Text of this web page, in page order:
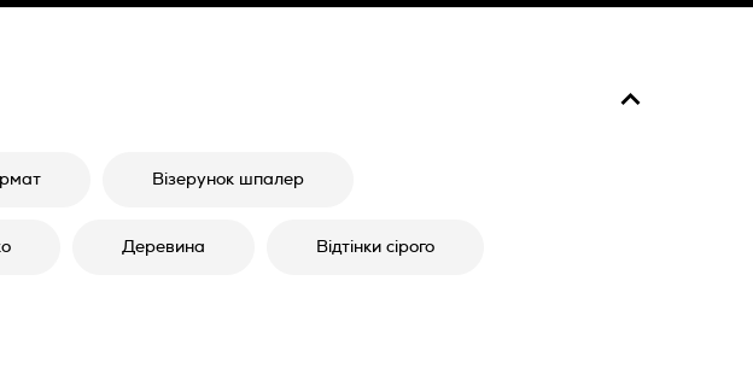
Візерунок шпалер
Деревина Відтінки сірого